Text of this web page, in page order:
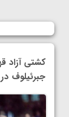
کشتی آزاد
جبرئیلوف